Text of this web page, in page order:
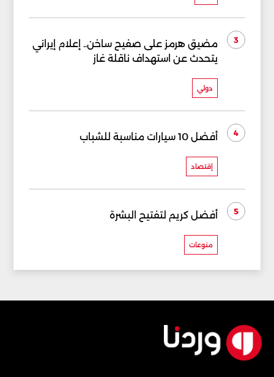
3
مضيق هرمز على صفيح ساخن.. إعلام إيراني
يتحدث عن استهداف ناقلة غاز
دولي
4 أفضل 10 سيارات مناسبة للشباب
إقتصاد
5 أفضل كريم لتفتيح البشرة
منوعات